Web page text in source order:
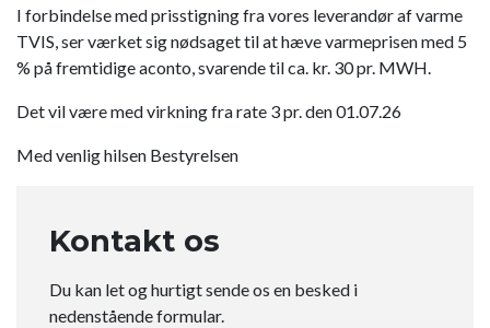
I forbindelse med prisstigning fra vores leverandør af varme
TVIS, ser værket sig nødsaget til at hæve varmeprisen med 5
% på fremtidige aconto, svarende til ca. kr. 30 pr. MWH.
Det vil være med virkning fra rate 3 pr. den 01.07.26
Med venlig hilsen Bestyrelsen
Kontakt os
Du kan let og hurtigt sende os en besked i
nedenstående formular.